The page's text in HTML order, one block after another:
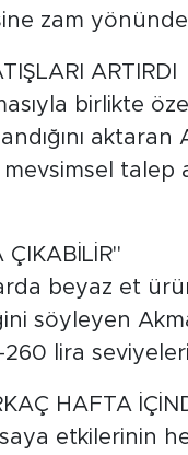
zam
ARTIRDI
birlikte
aktaran
talep
beyaz et
söyleyen
260 lira
HAFTA
etkilerinin